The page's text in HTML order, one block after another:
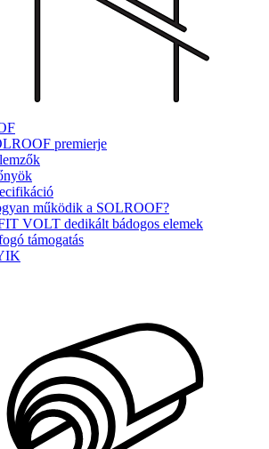
premierje
működik a SOLROOF?
VOLT dedikált bádogos elemek
támogatás